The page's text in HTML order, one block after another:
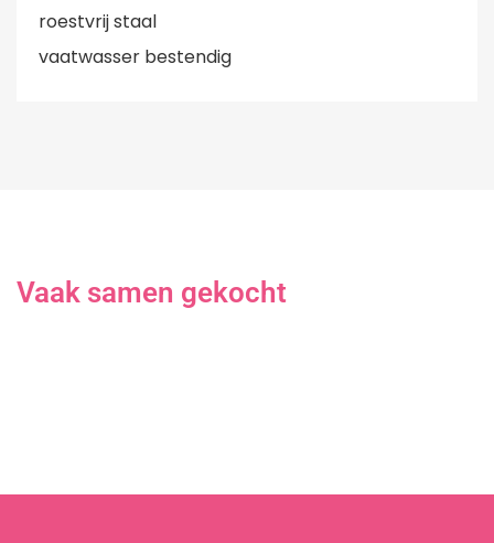
roestvrij staal
vaatwasser bestendig
Vaak samen gekocht